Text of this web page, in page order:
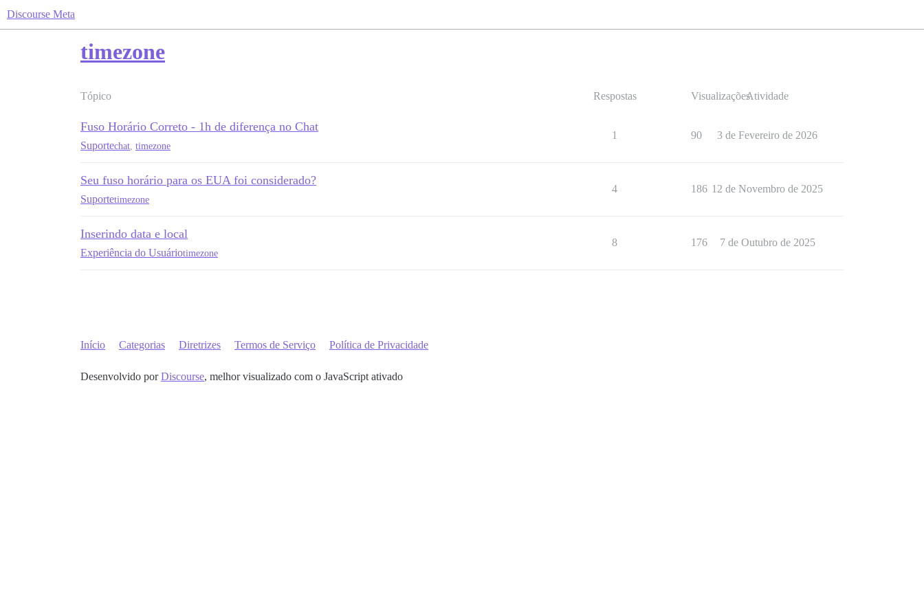
Discourse Meta
timezone
Tópico Respostas VisualizaçõesAtividade
Fuso Horário Correto - 1h de diferença no Chat
Suportechat timezone
1 90 3 de Fevereiro de 2026
Seu fuso horário para os EUA foi considerado?
Suportetimezone
4 186 12 de Novembro de 2025
Inserindo data e local
Experiência do Usuáriotimezone
8 176 7 de Outubro de 2025
Início Categorias Diretrizes Termos de Serviço Política de Privacidade
Desenvolvido porDiscourse, melhor visualizado com o JavaScript ativado